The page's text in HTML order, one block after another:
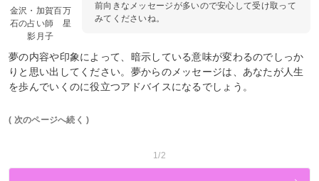
金沢・加賀百万
石の占い師 星
影月子
前向きなメッセージが多いので安心して受け取って
みてくださいね。
夢の内容や印象によって、暗示している意味が変わるのでしっか
りと思い出してください。夢からのメッセージは、あなたが人生
を歩んでいくのに役立つアドバイスになるでしょう。
( 次のページへ続く )
1/2